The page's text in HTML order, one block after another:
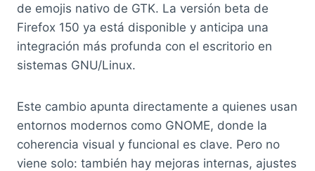
de emojis nativo de GTK. La versión beta de
Firefox 150 ya está disponible y anticipa una
integración más profunda con el escritorio en
sistemas GNU/Linux.
Este cambio apunta directamente a quienes usan
entornos modernos como GNOME, donde la
coherencia visual y funcional es clave. Pero no
viene solo: también hay mejoras internas, ajustes